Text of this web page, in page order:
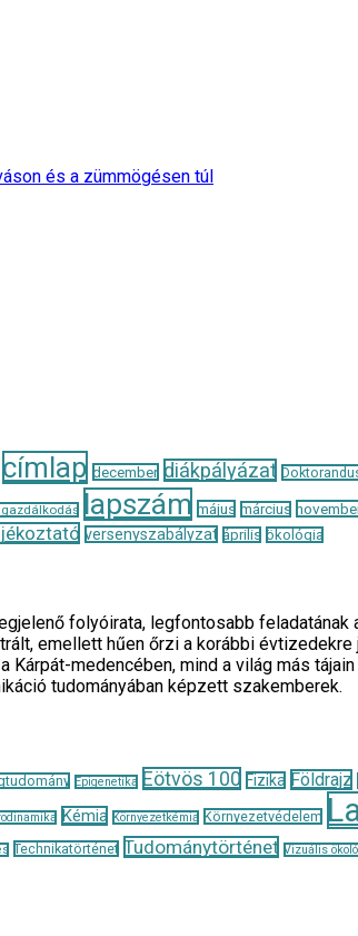
és a zümmögésen túl
címlap december diákpályázat
lapszám május március
versenyszabályzat április ökológia
folyóirata, legfontosabb
emellett hűen őrzi a korábbi
medencében, mind a világ más
tudományában képzett szakemberek.
Epigenetika Eötvös 100 Fizika Földrajz
Kémia Környezetkémia Környezetvédelem
Technikatörténet Tudománytörténet Vizuális